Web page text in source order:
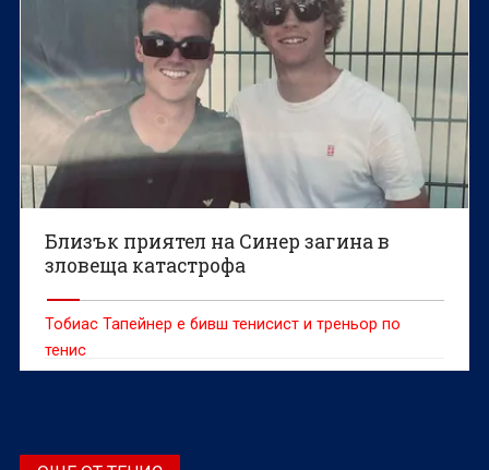
Близък приятел на Синер загина в
зловеща катастрофа
Тобиас Тапейнер е бивш тенисист и треньор по
тенис